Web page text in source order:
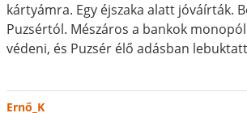
kártyámra. Egy éjszaka alatt jóváírták.
Puzsértól. Mészáros a bankok
védeni, és Puzsér élő adásban
Ernő_K